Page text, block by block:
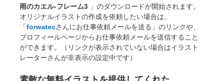
雨のカエル-フレーム3 」のダウンロードが開始されます。
オリジナルイラストの作成を依頼したい場合は、
「forwatecさんにお仕事依頼メールを送る」のリンクや、
プロフィールページからお仕事依頼メールを送信すること
ができます。（リンクが表示されていない場合はイラスト
レーターさんが非表示の設定中です）